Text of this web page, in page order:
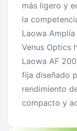
más ligero y
la
Laowa
Venus Optics
Laowa AF
fija diseñado
rendimiento
compacto y